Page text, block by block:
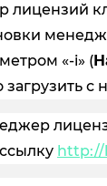
лицензий
«-i» (
с
http://